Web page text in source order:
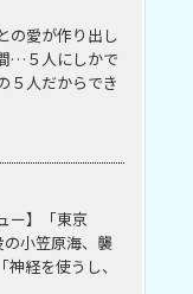
の愛が作り出し
…５⼈にしかで
５⼈だからでき
ー】「東京
の小笠原海、襲
経を使うし、